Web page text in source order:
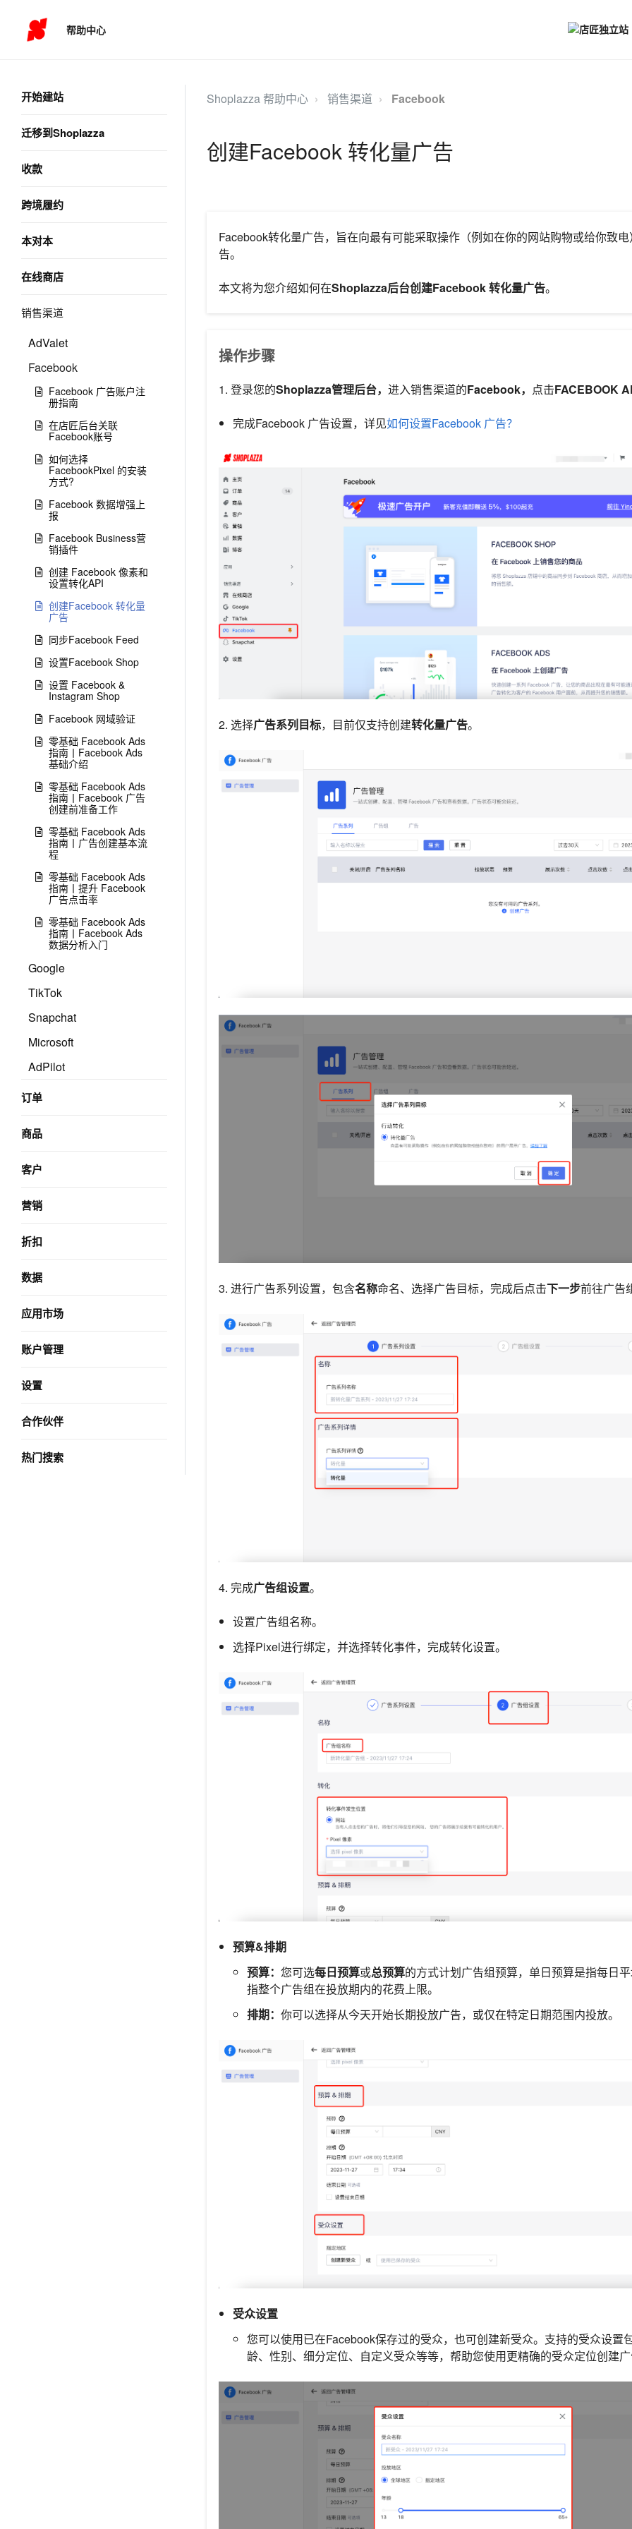
帮助中心
开始建站
迁移到Shoplazza
收款
跨境履约
本对本
在线商店
销售渠道
AdValet
Facebook
Facebook 广告账户注
册指南
在店匠后台关联
Facebook账号
如何选择
FacebookPixel 的安装
方式?
Facebook 数据增强上
报
Facebook Business营
销插件
创建 Facebook 像素和
设置转化API
创建Facebook 转化量
广告
同步Facebook Feed
设置Facebook Shop
设置 Facebook &
Instagram Shop
Facebook 网域验证
零基础 Facebook Ads
指南丨Facebook Ads
基础介绍
零基础 Facebook Ads
指南丨Facebook 广告
创建前准备工作
零基础 Facebook Ads
指南丨广告创建基本流
程
零基础 Facebook Ads
指南丨提升 Facebook
广告点击率
零基础 Facebook Ads
指南丨Facebook Ads
数据分析入门
Google
TikTok
Snapchat
Microsoft
AdPilot
订单
商品
客户
营销
折扣
数据
应用市场
账户管理
设置
合作伙伴
热门搜索
Shoplazza 帮助中心 销售渠道 Facebook
创建Facebook 转化量广告
Facebook转化量广告，旨在向最有可能采取操作（例如在你的网站购物或给你致
告。
本文将为您介绍如何在Shoplazza后台创建Facebook 转化量广告。
操作步骤
1. 登录您的Shoplazza管理后台， 进入销售渠道的Facebook， 点击FACEBOOK
完成Facebook 广告设置，详见如何设置Facebook 广告？
2. 选择广告系列目标，目前仅支持创建转化量广告。
3. 进行广告系列设置，包含名称命名、选择广告目标，完成后点击下一步前往广告
4. 完成广告组设置。
设置广告组名称。
选择Pixel进行绑定，并选择转化事件，完成转化设置。
预算&排期
预算： 您可选每日预算或总预算的方式计划广告组预算，单日预算是指每日
指整个广告组在投放期内的花费上限。
排期： 你可以选择从今天开始长期投放广告，或仅在特定日期范围内投放。
受众设置
您可以使用已在Facebook保存过的受众，也可创建新受众。支持的受众设置
龄、性别、细分定位、自定义受众等等，帮助您使用更精确的受众定位创建